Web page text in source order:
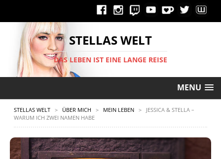
STELLAS WELT
DAS LEBEN IST EINE LANGE REISE
MENU
STELLAS WELT > ÜBER MICH > MEIN LEBEN > JESSICA & STELLA –
WARUM ICH ZWEI NAMEN HABE